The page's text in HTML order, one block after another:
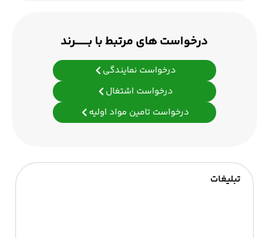
درخواست های مرتبط با بـــــــرند
درخواست نمایندگی
درخواست اشتغال
درخواست تامین مواد اولیه
تبلیغات